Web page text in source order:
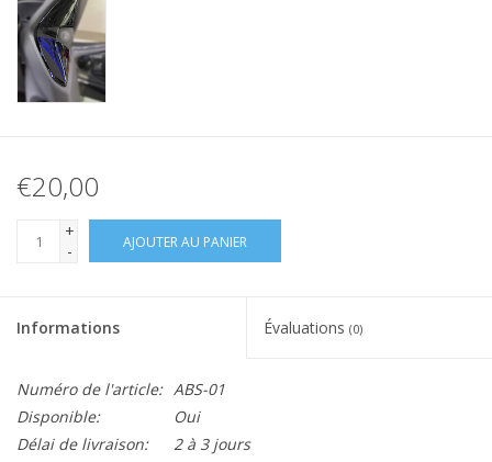
€20,00
+
-
AJOUTER AU PANIER
Informations Évaluations (0)
Numéro de l'article: ABS-01
Disponible:
Oui
Délai de livraison:
2 à 3 jours